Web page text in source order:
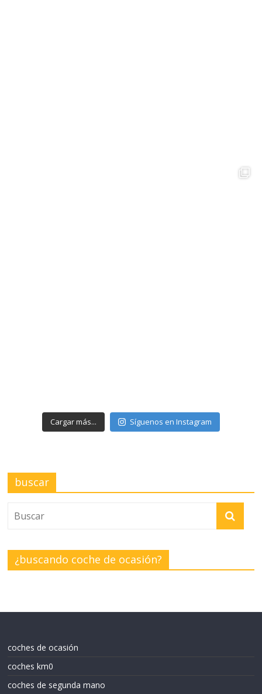
Cargar más... Síguenos en Instagram
buscar
¿buscando coche de ocasión?
coches de ocasión
coches km0
coches de segunda mano